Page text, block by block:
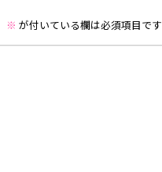
※ が付いている欄は必須項目です